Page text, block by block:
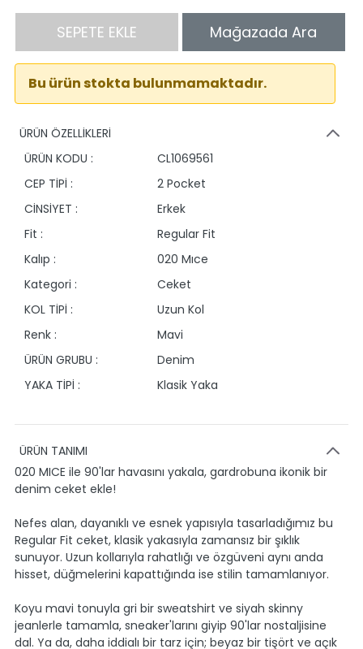
SEPETE EKLE Mağazada Ara
Bu ürün stokta bulunmamaktadır.
ÜRÜN ÖZELLİKLERİ
ÜRÜN KODU :
CL1069561
CEP TİPİ :
2 Pocket
CİNSİYET :
Erkek
Fit :
Regular Fit
Kalıp :
020 Mıce
Kategori :
Ceket
KOL TİPİ :
Uzun Kol
Renk :
Mavi
ÜRÜN GRUBU :
Denim
YAKA TİPİ :
Klasik Yaka
ÜRÜN TANIMI
020 MICE ile 90'lar havasını yakala, gardrobuna ikonik bir
denim ceket ekle!
Nefes alan, dayanıklı ve esnek yapısıyla tasarladığımız bu
Regular Fit ceket, klasik yakasıyla zamansız bir şıklık
sunuyor. Uzun kollarıyla rahatlığı ve özgüveni aynı anda
hisset, düğmelerini kapattığında ise stilin tamamlanıyor.
Koyu mavi tonuyla gri bir sweatshirt ve siyah skinny
jeanlerle tamamla, sneaker'larını giyip 90'lar nostaljisine
dal. Ya da, daha iddialı bir tarz için; beyaz bir tişört ve açık